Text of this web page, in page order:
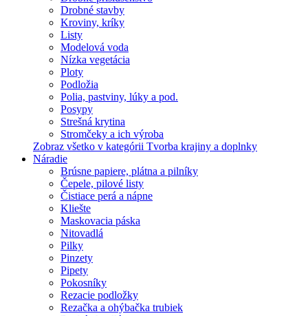
Drobné stavby
Kroviny, kríky
Listy
Modelová voda
Nízka vegetácia
Ploty
Podložia
Polia, pastviny, lúky a pod.
Posypy
Strešná krytina
Stromčeky a ich výroba
Zobraz všetko v kategórii Tvorba krajiny a doplnky
Náradie
Brúsne papiere, plátna a pilníky
Čepele, pilové listy
Čistiace perá a nápne
Kliešte
Maskovacia páska
Nitovadlá
Pilky
Pinzety
Pipety
Pokosníky
Rezacie podložky
Rezačka a ohýbačka trubiek